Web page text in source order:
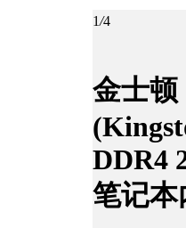
1/4
金士顿
DDR4
笔记本